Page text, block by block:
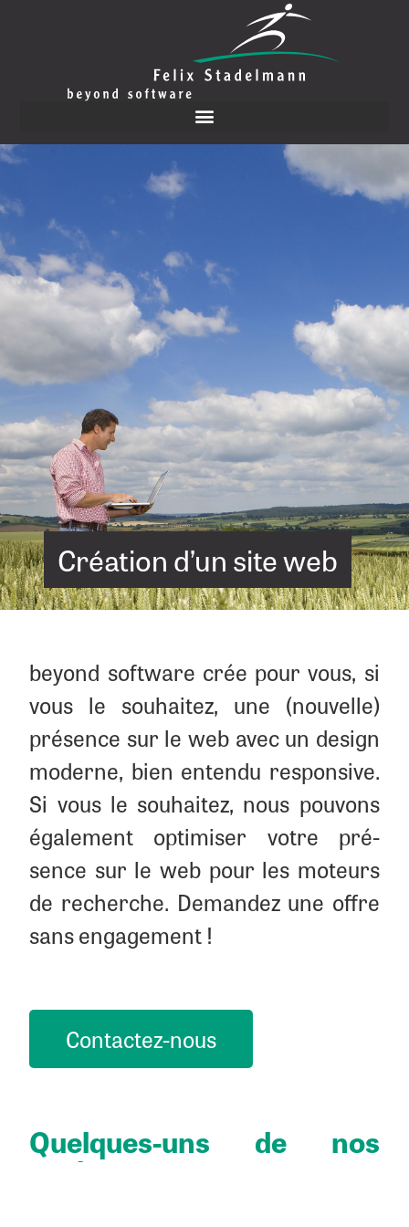
Créa­tion d’un site web
beyond software crée pour vous, si
vous le sou­hai­tez, une (nou­velle)
pré­sence sur le web avec un desi­gn
moderne, bien enten­du res­pon­sive.
Si vous le sou­hai­tez, nous pou­vons
éga­le­ment opti­mi­ser votre pré­
sence sur le web pour les moteurs
de recherche. Deman­dez une offre
sans engagement !
Contac­tez-nous
Quelques-uns de nos
projets